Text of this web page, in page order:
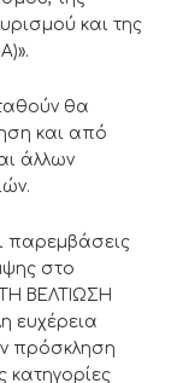
και της
θα
και από
άλλων
παρεμβάσεις
στο
ΒΕΛΤΙΩΣΗ
ευχέρεια
πρόσκληση
κατηγορίες